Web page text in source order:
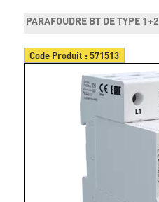
PARAFOUDRE BT DE TYPE 1+2
Code Produit :571513